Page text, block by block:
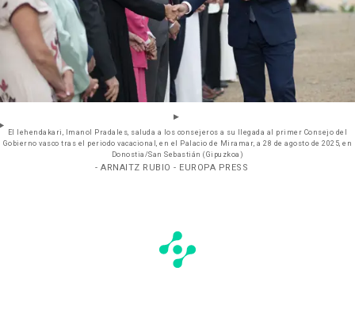
El lehendakari, Imanol Pradales, saluda a los consejeros a su llegada al primer Consejo del
Gobierno vasco tras el periodo vacacional, en el Palacio de Miramar, a 28 de agosto de 2025, en
Donostia/San Sebastián (Gipuzkoa)
- ARNAITZ RUBIO - EUROPA PRESS